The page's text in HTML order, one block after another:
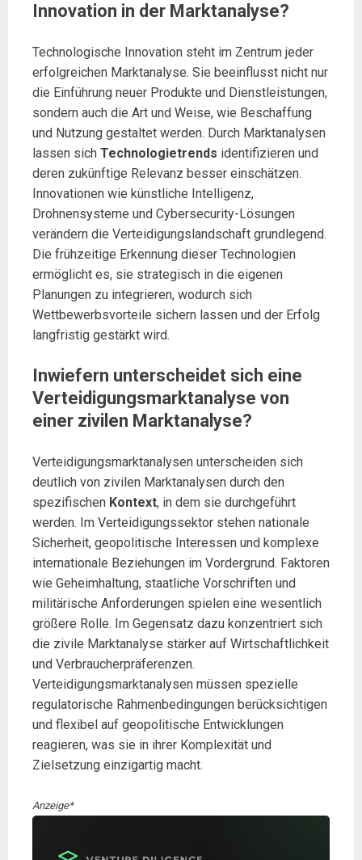
Innovation in der Marktanalyse?
Technologische Innovation steht im Zentrum jeder
erfolgreichen Marktanalyse. Sie beeinflusst nicht nur
die Einführung neuer Produkte und Dienstleistungen,
sondern auch die Art und Weise, wie Beschaffung
und Nutzung gestaltet werden. Durch Marktanalysen
lassen sich Technologietrends identifizieren und
deren zukünftige Relevanz besser einschätzen.
Innovationen wie künstliche Intelligenz,
Drohnensysteme und Cybersecurity-Lösungen
verändern die Verteidigungslandschaft grundlegend.
Die frühzeitige Erkennung dieser Technologien
ermöglicht es, sie strategisch in die eigenen
Planungen zu integrieren, wodurch sich
Wettbewerbsvorteile sichern lassen und der Erfolg
langfristig gestärkt wird.
Inwiefern unterscheidet sich eine
Verteidigungsmarktanalyse von
einer zivilen Marktanalyse?
Verteidigungsmarktanalysen unterscheiden sich
deutlich von zivilen Marktanalysen durch den
spezifischen Kontext, in dem sie durchgeführt
werden. Im Verteidigungssektor stehen nationale
Sicherheit, geopolitische Interessen und komplexe
internationale Beziehungen im Vordergrund. Faktoren
wie Geheimhaltung, staatliche Vorschriften und
militärische Anforderungen spielen eine wesentlich
größere Rolle. Im Gegensatz dazu konzentriert sich
die zivile Marktanalyse stärker auf Wirtschaftlichkeit
und Verbraucherpräferenzen.
Verteidigungsmarktanalysen müssen spezielle
regulatorische Rahmenbedingungen berücksichtigen
und flexibel auf geopolitische Entwicklungen
reagieren, was sie in ihrer Komplexität und
Zielsetzung einzigartig macht.
Anzeige*